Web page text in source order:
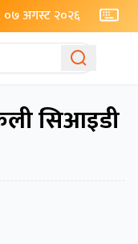
०७ अगस्ट २०२६
सिआइडी